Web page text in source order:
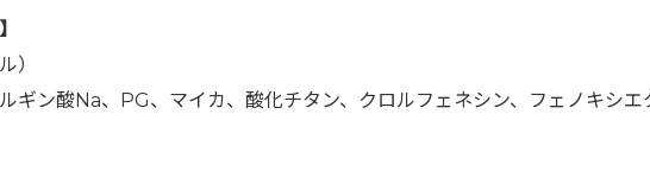
）
ギン酸Na、PG、マイカ、酸化チタン、クロルフェネシン、フェノキシ